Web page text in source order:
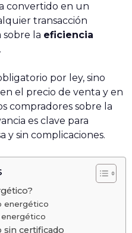
convertido en un
transacción
sobre la eficiencia
.
por ley, sino
el precio de venta y en
compradores sobre la
es clave para
y sin complicaciones.
energético
sin certificado